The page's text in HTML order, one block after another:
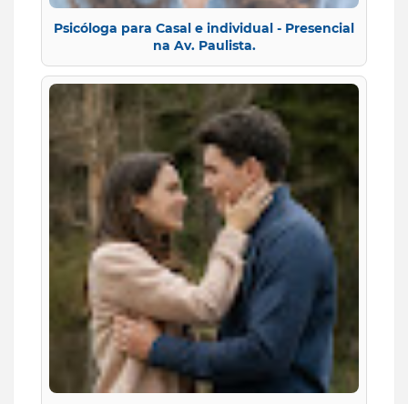
Psicóloga para Casal e individual - Presencial
na Av. Paulista.